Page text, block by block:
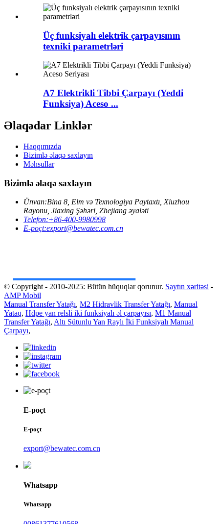
Üç funksiyalı elektrik çarpayısının
texniki parametrləri
A7 Elektrikli Tibbi Çarpayı (Yeddi
Funksiya) Aceso ...
Əlaqədar Linklər
Haqqımızda
Bizimlə əlaqə saxlayın
Məhsullar
Bizimlə əlaqə saxlayın
Ünvan:Bina 8, Elm və Texnologiya Paytaxtı, Xiuzhou
Rayonu, Jiaxing Şəhəri, Zhejiang əyaləti
Telefon:+86-400-9980998
E-poçt:export@bewatec.com.cn
© Copyright - 2010-2025: Bütün hüquqlar qorunur. Saytın xəritəsi -
AMP Mobil
Manual Transfer Yatağı, M2 Hidravlik Transfer Yatağı, Manual
Yataq, Hdpe yan relsli iki funksiyalı əl çarpayısı, M1 Manual
Transfer Yatağı, Altı Sütunlu Yan Raylı İki Funksiyalı Manual
Çarpayı,
E-poçt
E-poçt
export@bewatec.com.cn
Whatsapp
Whatsapp